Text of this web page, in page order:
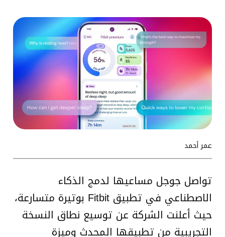
عمر أحمد
تواصل جوجل مساعيها لدمج الذكاء
الاصطناعي في تطبيق Fitbit بوتيرة متسارعة،
حيث أعلنت الشركة عن توسيع نطاق النسخة
التجريبية من تطبيقها المحدث وميزة